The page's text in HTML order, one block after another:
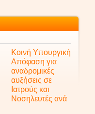
Κοινή Υπουργική
Απόφαση για
αναδρομικές
αυξήσεις σε
Ιατρούς και
Νοσηλευτές ανά